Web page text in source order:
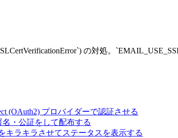
の対処。
(OAuth2) プロバイダーで認証させる
名・公証をして配布する
キラキラさせてステータスを表示する